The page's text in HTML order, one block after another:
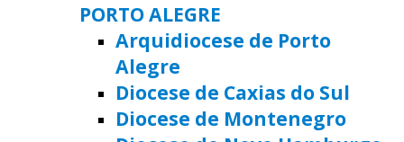
PORTO ALEGRE
Arquidiocese de Porto
Alegre
Diocese de Caxias do Sul
Diocese de Montenegro